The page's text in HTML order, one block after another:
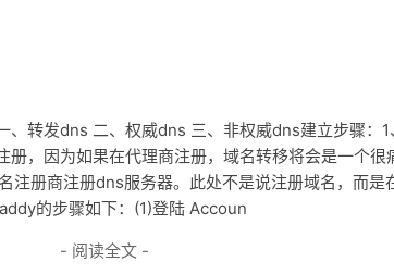
、转发dns 二、权威dns 三、非权威dns建立步骤：
，因为如果在代理商注册，域名转移将会是一个很
注册商注册dns服务器。此处不是说注册域名，而是
的步骤如下：(1)登陆 Accoun
- 阅读全文 -